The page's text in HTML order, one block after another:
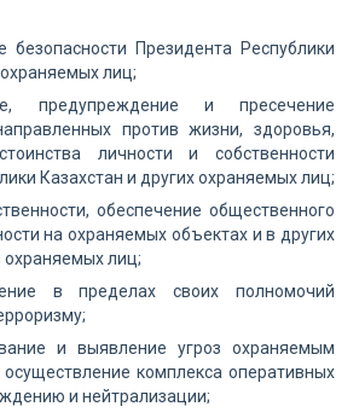
безопасности Президента Республики
охраняемых лиц;
предупреждение и пресечение
против жизни, здоровья,
личности и собственности
Казахстан и других охраняемых лиц;
обеспечение общественного
на охраняемых объектах и в других
лиц;
в пределах своих полномочий
и выявление угроз охраняемым
комплекса оперативных
и нейтрализации;